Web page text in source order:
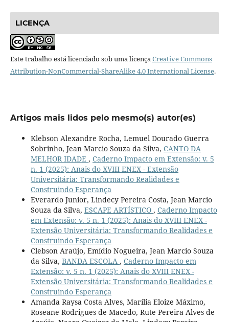
LICENÇA
Este trabalho está licenciado sob uma licençaCreative Commons
Attribution-NonCommercial-ShareAlike 4.0 International License.
Artigos mais lidos pelo mesmo(s) autor(es)
Klebson Alexandre Rocha, Lemuel Dourado Guerra
Sobrinho, Jean Marcio Souza da Silva, CANTO DA
MELHOR IDADE , Caderno Impacto em Extensão: v. 5
n. 1 (2025): Anais do XVIII ENEX - Extensão
Universitária: Transformando Realidades e
Construindo Esperança
Everardo Junior, Lindecy Pereira Costa, Jean Marcio
Souza da Silva, ESCAPE ARTÍSTICO , Caderno Impacto
em Extensão: v. 5 n. 1 (2025): Anais do XVIII ENEX -
Extensão Universitária: Transformando Realidades e
Construindo Esperança
Clebson Araújo, Emídio Nogueira, Jean Marcio Souza
da Silva, BANDA ESCOLA , Caderno Impacto em
Extensão: v. 5 n. 1 (2025): Anais do XVIII ENEX -
Extensão Universitária: Transformando Realidades e
Construindo Esperança
Amanda Raysa Costa Alves, Marília Eloize Máximo,
Roseane Rodrigues de Macedo, Rute Pereira Alves de